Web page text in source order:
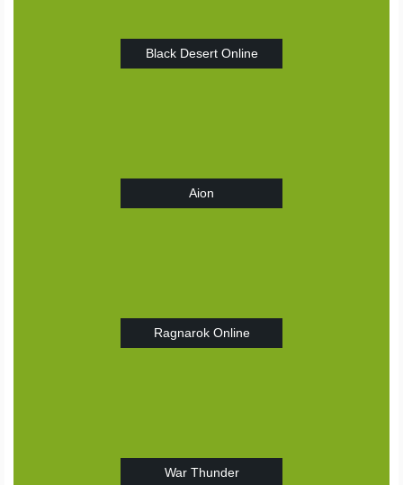
Black Desert Online
Aion
Ragnarok Online
War Thunder